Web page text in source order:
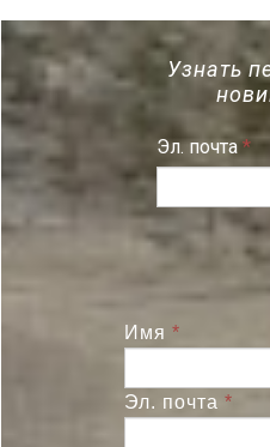
Узнать
Эл. почта *
Имя *
Эл. почта *